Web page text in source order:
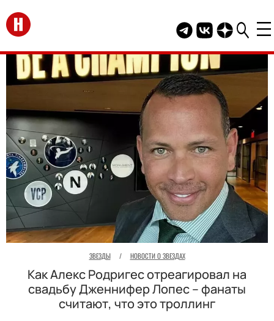
Перейти на главную
Telegram канал
Группа HELLO
Канал
ЗВЕЗДЫ / НОВОСТИ О ЗВЕЗДАХ
Как Алекс Родригес отреагировал на
свадьбу Дженнифер Лопес – фанаты
считают, что это троллинг